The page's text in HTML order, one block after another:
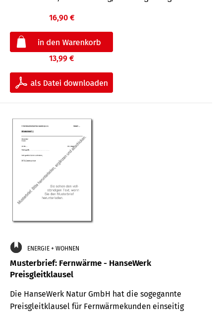
16,90 €
13,99 €
ENERGIE + WOHNEN
Musterbrief: Fernwärme - HanseWerk
Preisgleitklausel
Die HanseWerk Natur GmbH hat die sogegannte
Preisgleitklausel für Fernwärmekunden einseitig